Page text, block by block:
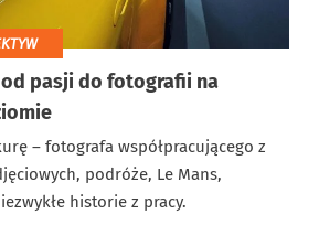
od pasji do fotografii na
– fotografa współpracującego z
podróże, Le Mans,
historie z pracy.